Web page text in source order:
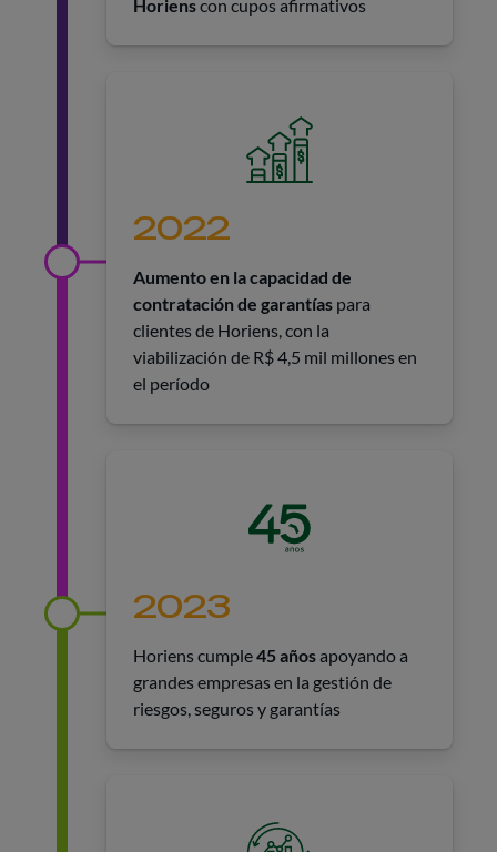
Horienscon cupos afirmativos
2022
Aumento en la capacidad de
contratación de garantías para
clientes de Horiens, con la
viabilización de R$ 4,5 mil millones en
el período
2023
Horiens cumple45 añosapoyando a
grandes empresas en la gestión de
riesgos, seguros y garantías